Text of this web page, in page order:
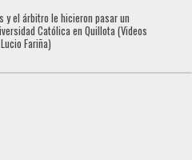
y el árbitro le hicieron pasar un
Católica en Quillota (Videos
Fariña)